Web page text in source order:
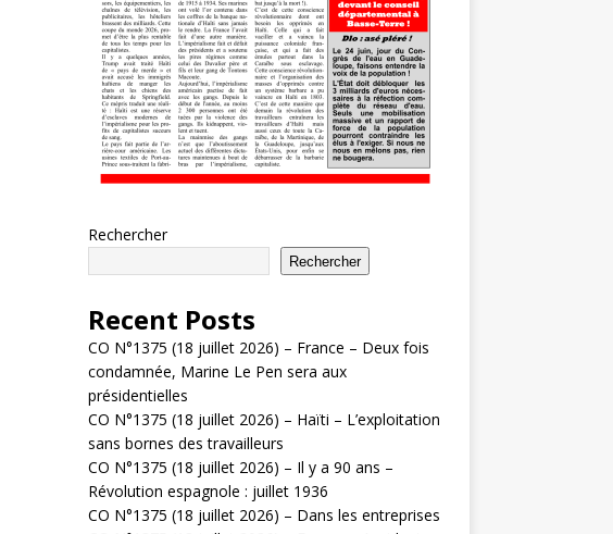
Rechercher
Rechercher
Recent Posts
CO N°1375 (18 juillet 2026) – France – Deux fois
condamnée, Marine Le Pen sera aux
présidentielles
CO N°1375 (18 juillet 2026) – Haïti – L’exploitation
sans bornes des travailleurs
CO N°1375 (18 juillet 2026) – Il y a 90 ans –
Révolution espagnole : juillet 1936
CO N°1375 (18 juillet 2026) – Dans les entreprises